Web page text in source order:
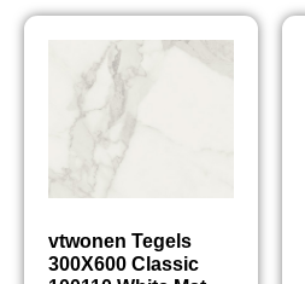
vtwonen Tegels
300X600 Classic